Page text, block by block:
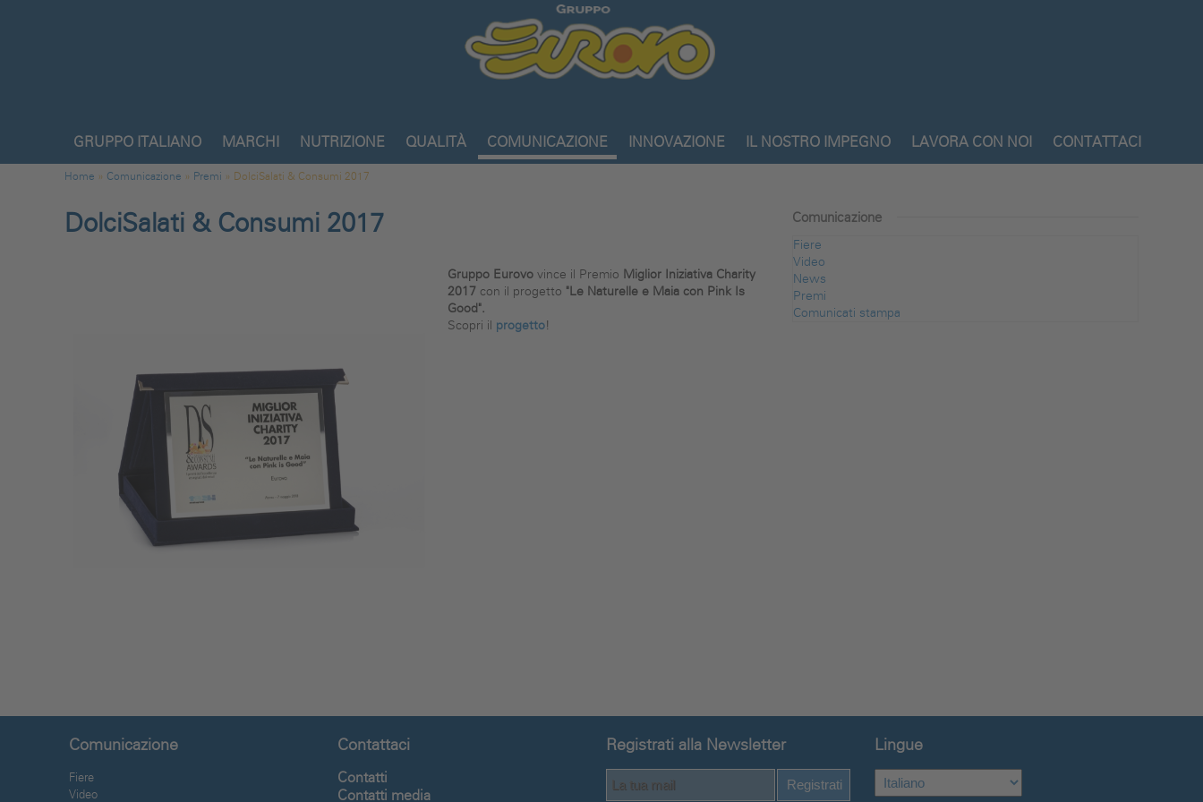
Tu sei qui
Home » Comunicazione » Premi » DolciSalati & Consumi 2017
DolciSalati & Consumi 2017
Gruppo Eurovo vince il Premio Miglior Iniziativa Charity
2017 con il progetto "Le Naturelle e Maia con Pink Is
Good".
Scopri il progetto!
Comunicazione
Fiere
Video
News
Premi
Comunicati stampa
Comunicazione
Fiere
Video
Contattaci
Contatti
Contatti media
Registrati alla Newsletter
Registrati
Lingue
GRUPPO ITALIANO MARCHI NUTRIZIONE QUALITÀ COMUNICAZIONE INNOVAZIONE IL NOSTRO IMPEGNO LAVORA CON NOI CONTATTACI